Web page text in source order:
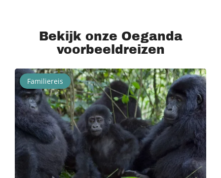
Bekijk onze Oeganda
voorbeeldreizen
Familiereis